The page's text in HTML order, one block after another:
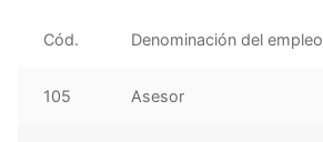
Cód. Denominación del empleo
105 Asesor